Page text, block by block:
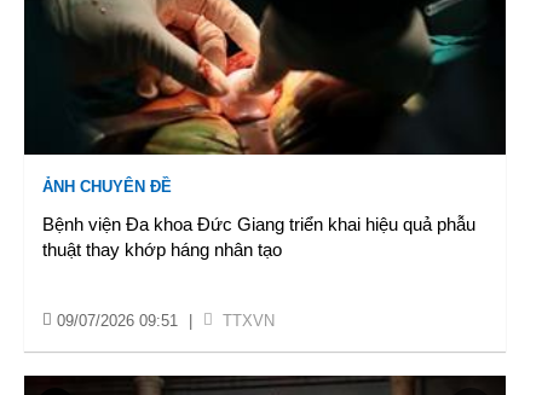
ẢNH CHUYÊN ĐỀ
Bệnh viện Đa khoa Đức Giang triển khai hiệu quả phẫu
thuật thay khớp háng nhân tạo
09/07/2026 09:51 TTXVN